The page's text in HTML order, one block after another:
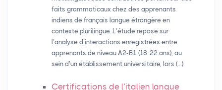
faits grammaticaux chez des apprenants
indiens de français langue étrangère en
contexte plurilingue. L’étude repose sur
l’analyse d’interactions enregistrées entre
apprenants de niveau A2-B1 (18-22 ans), au
sein d’un établissement universitaire, lors (…)
Certifications de l’italien langue